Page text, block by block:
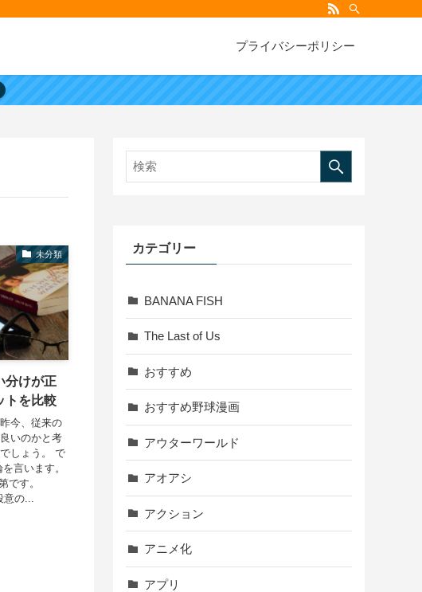
プライバシーポリシー
未分類
分けが正
トを比較
今、従来の
いのかと考
しょう。 で
言います。
です。
意の...
カテゴリー
BANANA FISH
The Last of Us
おすすめ
おすすめ野球漫画
アウターワールド
アオアシ
アクション
アニメ化
アプリ